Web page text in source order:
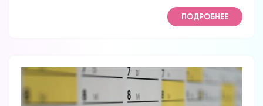
ПОДРОБНЕЕ